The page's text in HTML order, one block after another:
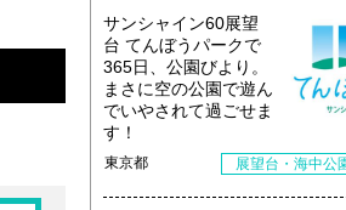
サンシャイン60展望
台 てんぼうパークで
365日、公園びより。
まさに空の公園で遊ん
でいやされて過ごせま
す！
東京都 展望台・海中公